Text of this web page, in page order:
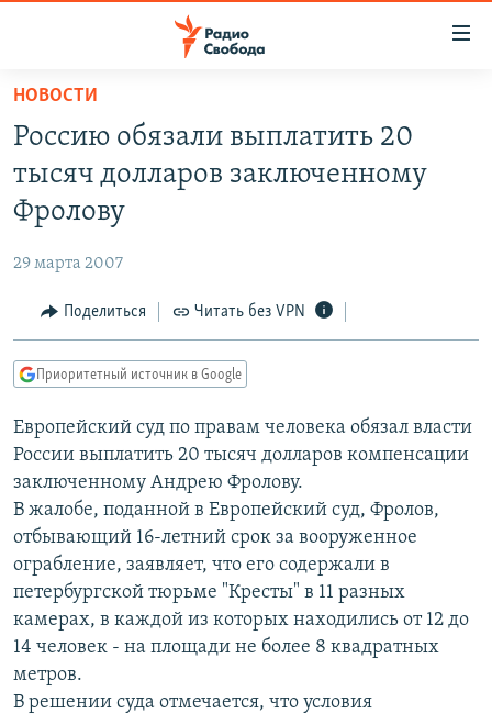
упрощенного
доступа
основному
Вернутся
Вернутся
поиску
АВТОРСКИЕ ПРОЕКТЫ
МНЕНИЯ
КУЛЬТУРА
КАВКАЗ.РЕАЛИИ
СЕВЕР.РЕАЛИИ
СИБИРЬ.РЕАЛИИ
РАСПИСАНИЕ ВЕЩАНИЯ
ПОДПИШИТЕСЬ НА РАССЫЛКУ
НОВОСТИ
Россию обязали выплатить 20
тысяч долларов заключенному
Фролову
29 марта 2007
Поделиться Читать без VPN
Приоритетный источник в Google
Европейский суд по правам человека обязал власти
России выплатить 20 тысяч долларов компенсации
заключенному Андрею Фролову.
В жалобе, поданной в Европейский суд, Фролов,
отбывающий 16-летний срок за вооруженное
ограбление, заявляет, что его содержали в
петербургской тюрьме "Кресты" в 11 разных
камерах, в каждой из которых находились от 12 до
14 человек - на площади не более 8 квадратных
метров.
В решении суда отмечается, что условия